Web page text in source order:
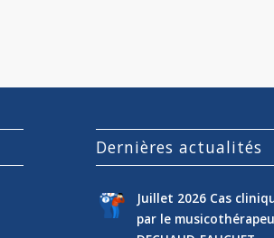
Dernières actualités
Juillet 2026 Cas
par le